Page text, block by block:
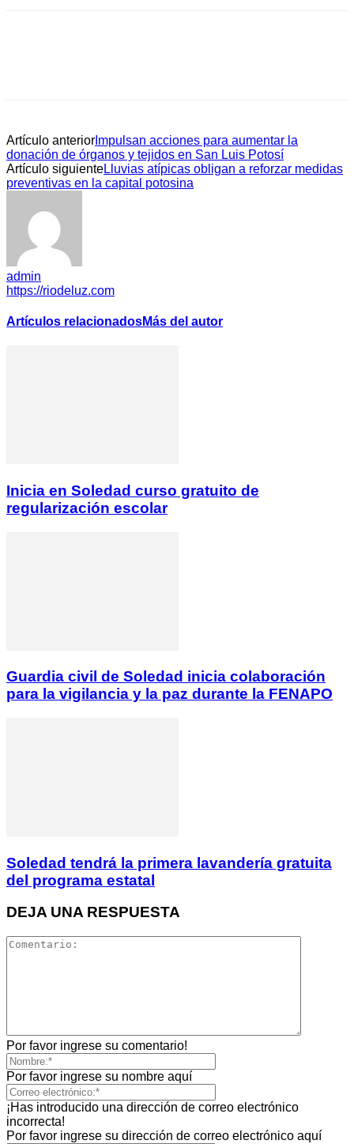
Artículo anterior Impulsan acciones para aumentar la
donación de órganos y tejidos en San Luis Potosí
Artículo siguienteLluvias atípicas obligan a reforzar medidas
preventivas en la capital potosina
admin
https://riodeluz.com
Artículos relacionadosMás del autor
Inicia en Soledad curso gratuito de
regularización escolar
Guardia civil de Soledad inicia colaboración
para la vigilancia y la paz durante la FENAPO
Soledad tendrá la primera lavandería gratuita
del programa estatal
DEJA UNA RESPUESTA
Por favor ingrese su comentario!
Por favor ingrese su nombre aquí
¡Has introducido una dirección de correo electrónico
incorrecta!
Por favor ingrese su dirección de correo electrónico aquí